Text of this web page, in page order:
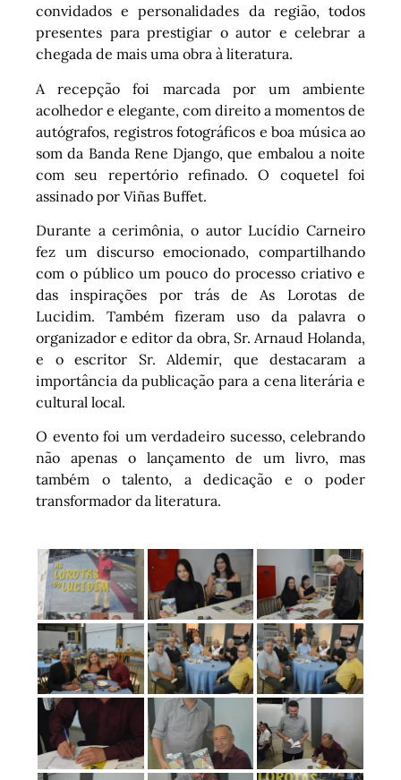
convidados e personalidades da região, todos
presentes para prestigiar o autor e celebrar a
chegada de mais uma obra à literatura.
A recepção foi marcada por um ambiente
acolhedor e elegante, com direito a momentos de
autógrafos, registros fotográficos e boa música ao
som da Banda Rene Django, que embalou a noite
com seu repertório refinado. O coquetel foi
assinado por Viñas Buffet.
Durante a cerimônia, o autor Lucídio Carneiro
fez um discurso emocionado, compartilhando
com o público um pouco do processo criativo e
das inspirações por trás de As Lorotas de
Lucidim. Também fizeram uso da palavra o
organizador e editor da obra, Sr. Arnaud Holanda,
e o escritor Sr. Aldemir, que destacaram a
importância da publicação para a cena literária e
cultural local.
O evento foi um verdadeiro sucesso, celebrando
não apenas o lançamento de um livro, mas
também o talento, a dedicação e o poder
transformador da literatura.